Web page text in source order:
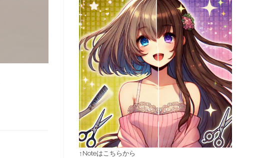
↑Noteはこちらから